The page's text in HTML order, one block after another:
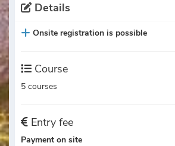
Details
Onsite registration is possible
Course
5 courses
Entry fee
Payment on site